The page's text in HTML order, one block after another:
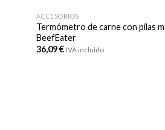
ACCESORIOS
Termómetro de carne con pilas
BeefEater
36,09€ IVA incluido